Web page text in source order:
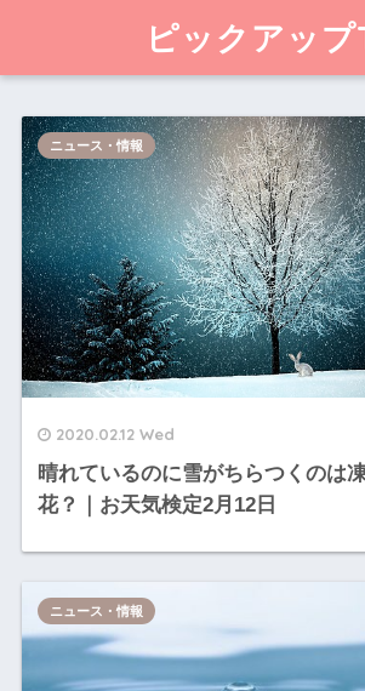
ピックアップ
2020.02.12 Wed
晴れているのに雪がちらつくのは
花？｜お天気検定2月12日
ニュース・情報
ニュース・情報